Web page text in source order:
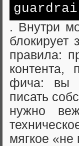
. Внутри
правила:
контента,
фича: вы
писать
нужно
мягкое «не